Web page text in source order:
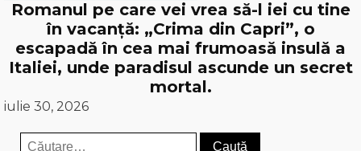
Romanul pe care vei vrea să-l iei cu tine
în vacanță: „Crima din Capri”, o
escapadă în cea mai frumoasă insulă a
Italiei, unde paradisul ascunde un secret
mortal.
iulie 30, 2026
Caută